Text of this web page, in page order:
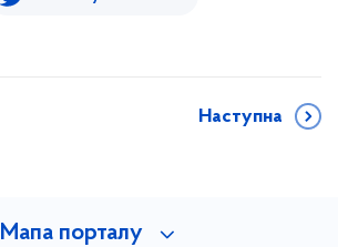
Наступна
Мапа порталу